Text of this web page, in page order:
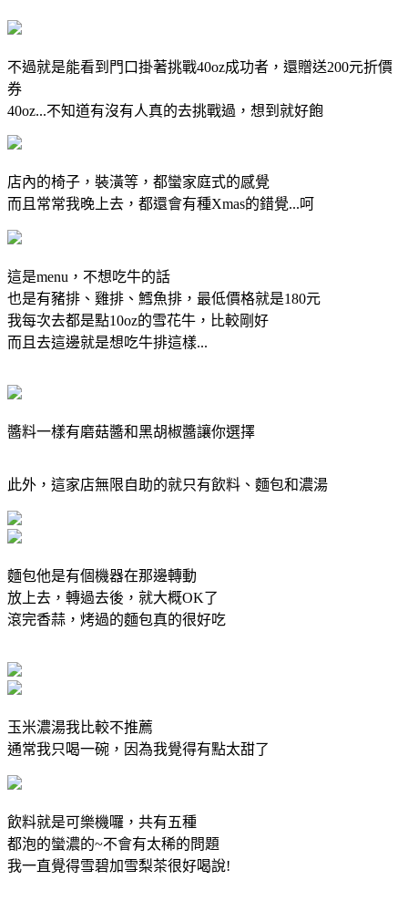
不過就是能看到門口掛著挑戰40oz成功者，還贈送200元折價
券
40oz...不知道有沒有人真的去挑戰過，想到就好飽
店內的椅子，裝潢等，都蠻家庭式的感覺
而且常常我晚上去，都還會有種Xmas的錯覺...呵
這是menu，不想吃牛的話
也是有豬排、雞排、鱈魚排，最低價格就是180元
我每次去都是點10oz的雪花牛，比較剛好
而且去這邊就是想吃牛排這樣...
醬料一樣有磨菇醬和黑胡椒醬讓你選擇
此外，這家店無限自助的就只有飲料、麵包和濃湯
麵包他是有個機器在那邊轉動
放上去，轉過去後，就大概OK了
滾完香蒜，烤過的麵包真的很好吃
玉米濃湯我比較不推薦
通常我只喝一碗，因為我覺得有點太甜了
飲料就是可樂機囉，共有五種
都泡的蠻濃的~不會有太稀的問題
我一直覺得雪碧加雪梨茶很好喝說!